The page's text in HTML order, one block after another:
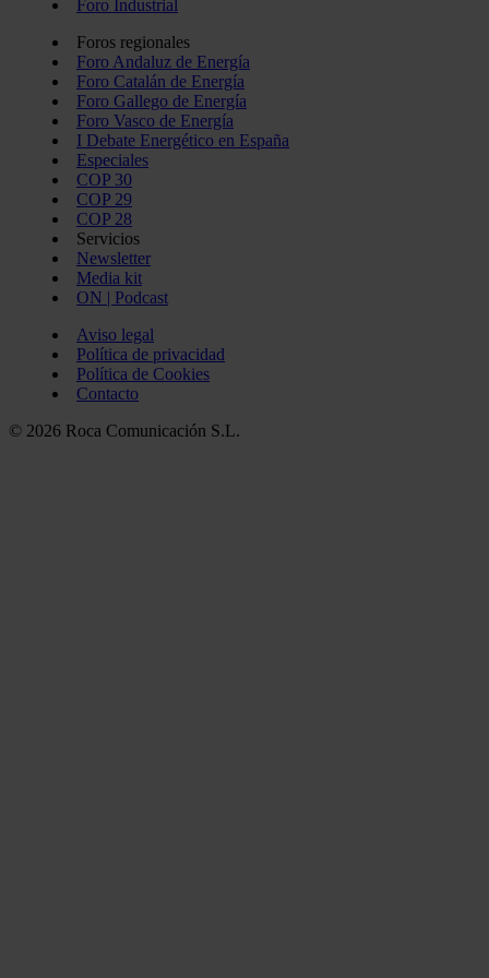
Foro Industrial
Foros regionales
Foro Andaluz de Energía
Foro Catalán de Energía
Foro Gallego de Energía
Foro Vasco de Energía
I Debate Energético en España
Especiales
COP 30
COP 29
COP 28
Servicios
Newsletter
Media kit
ON | Podcast
Aviso legal
Política de privacidad
Política de Cookies
Contacto
© 2026 Roca Comunicación S.L.